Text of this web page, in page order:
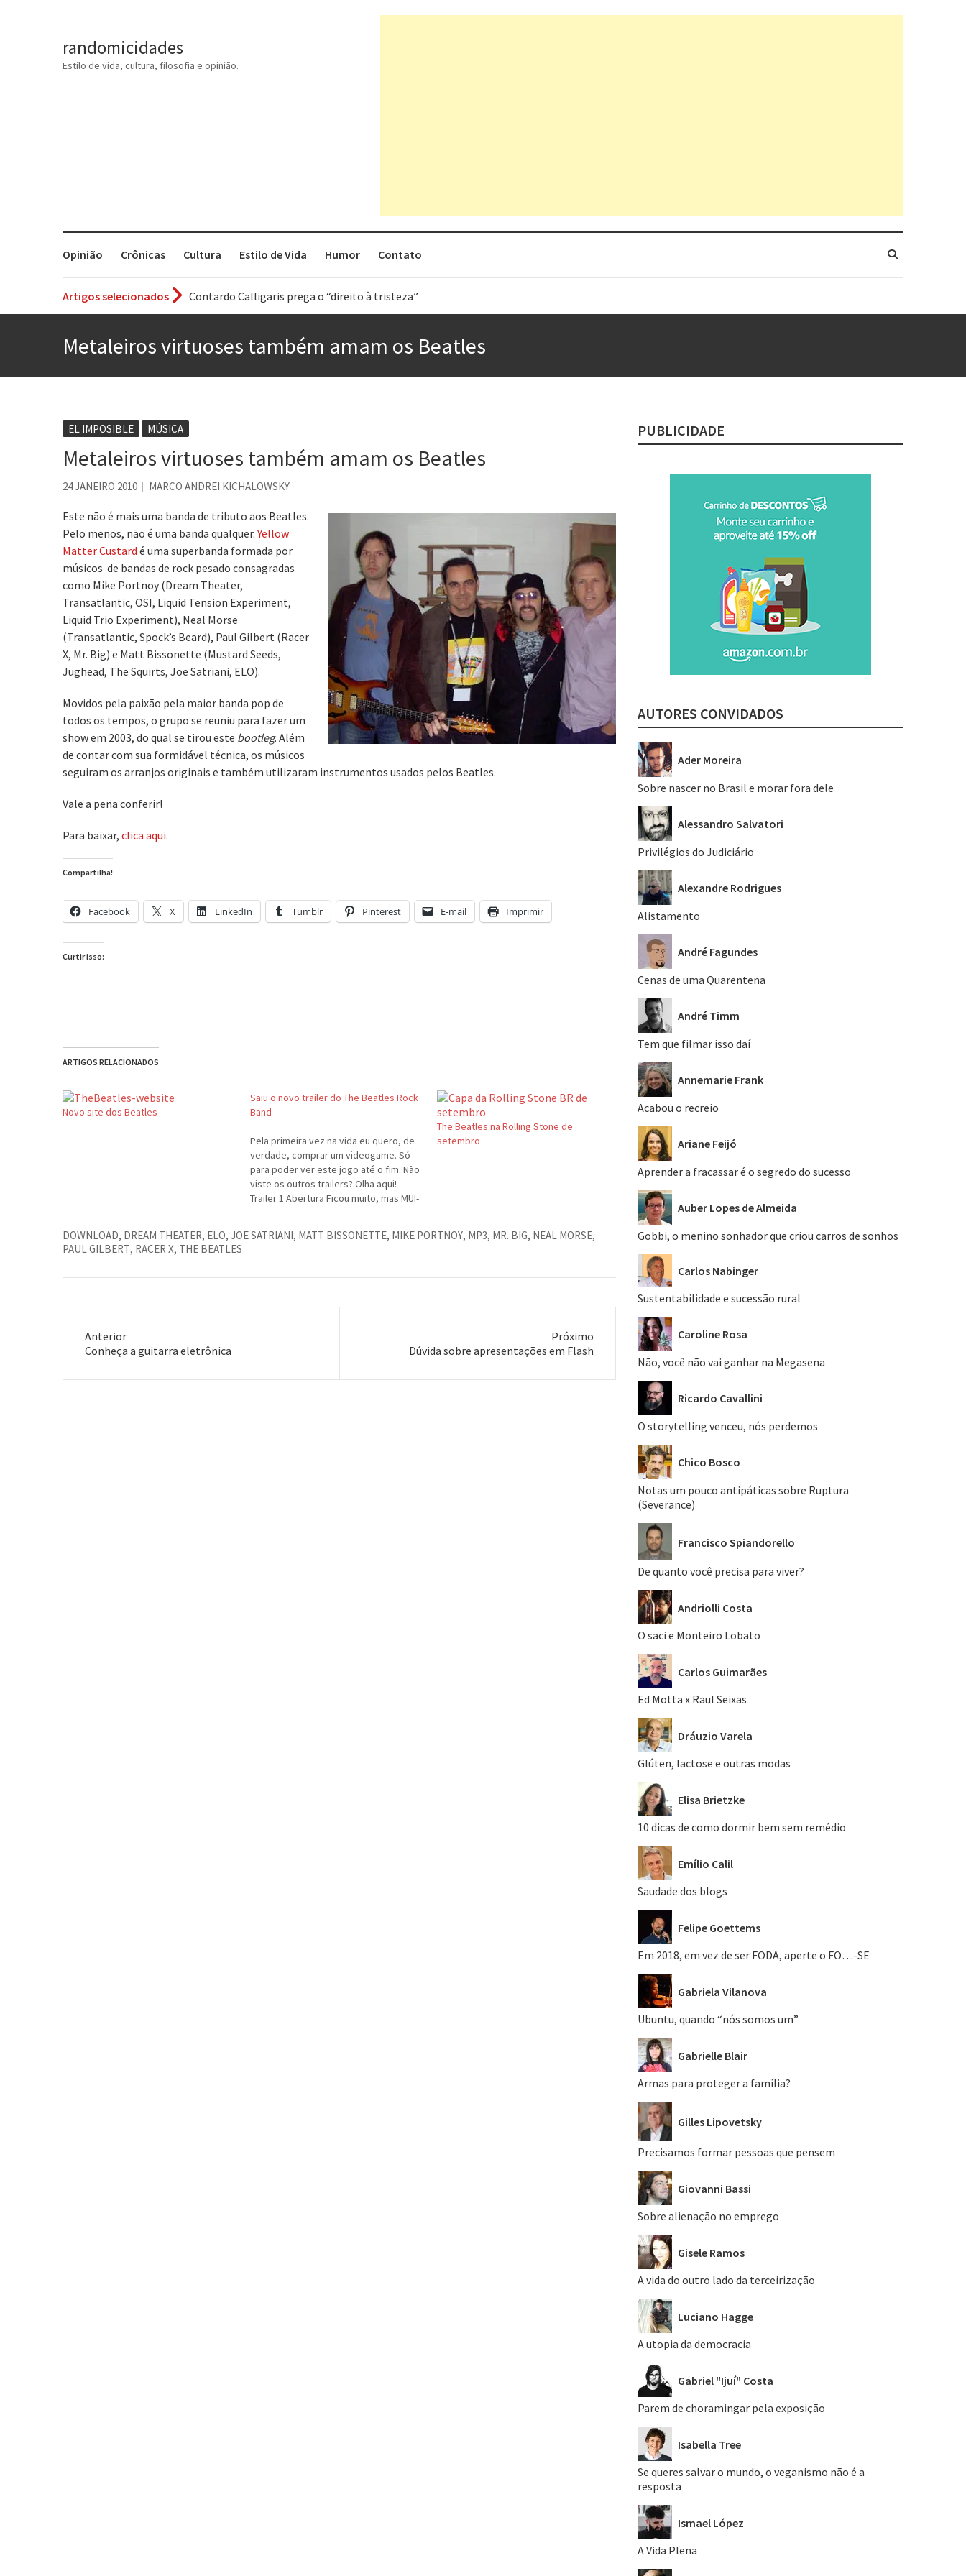
randomicidades
Estilo de vida, cultura, filosofia e opinião.
Opinião Crônicas Cultura Estilo de Vida Humor Contato
Artigos selecionados
Contardo Calligaris prega o “direito à tristeza”
Os causos de Jorge Luis Borges
Voto obrigatório é correto?
A construção da urbanidade
Metaleiros virtuoses também amam os Beatles
EL IMPOSIBLE MÚSICA
Metaleiros virtuoses também amam os Beatles
24 JANEIRO 2010 MARCO ANDREI KICHALOWSKY
Este não é mais uma banda de tributo aos Beatles.
Pelo menos, não é uma banda qualquer.Yellow
Matter Custard é uma superbanda formada por
músicos de bandas de rock pesado consagradas
como Mike Portnoy (Dream Theater,
Transatlantic, OSI, Liquid Tension Experiment,
Liquid Trio Experiment), Neal Morse
(Transatlantic, Spock’s Beard), Paul Gilbert (Racer
X, Mr. Big) e Matt Bissonette (Mustard Seeds,
Jughead, The Squirts, Joe Satriani, ELO).
Movidos pela paixão pela maior banda pop de
todos os tempos, o grupo se reuniu para fazer um
show em 2003, do qual se tirou este bootleg. Além
de contar com sua formidável técnica, os músicos
seguiram os arranjos originais e também utilizaram instrumentos usados pelos Beatles.
Vale a pena conferir!
Para baixar, clica aqui.
Compartilha!
Facebook X LinkedIn Tumblr Pinterest E-mail Imprimir
Curtir isso:
ARTIGOS RELACIONADOS
Novo site dos Beatles
Saiu o novo trailer do The Beatles Rock
Band
Pela primeira vez na vida eu quero, de
verdade, comprar um videogame. Só
para poder ver este jogo até o fim. Não
viste os outros trailers? Olha aqui!
Trailer 1 Abertura Ficou muito, mas MUI-
The Beatles na Rolling Stone de
setembro
DOWNLOAD, DREAM THEATER, ELO, JOE SATRIANI, MATT BISSONETTE, MIKE PORTNOY, MP3, MR. BIG, NEAL MORSE,
PAUL GILBERT, RACER X, THE BEATLES
Anterior
Post
Conheça a guitarra eletrônica
Próximo
Dúvida sobre apresentações em Flash
PUBLICIDADE
AUTORES CONVIDADOS
Ader Moreira
Sobre nascer no Brasil e morar fora dele
Alessandro Salvatori
Privilégios do Judiciário
Alexandre Rodrigues
Alistamento
André Fagundes
Cenas de uma Quarentena
André Timm
Tem que filmar isso daí
Annemarie Frank
Acabou o recreio
Ariane Feijó
Aprender a fracassar é o segredo do sucesso
Auber Lopes de Almeida
Gobbi, o menino sonhador que criou carros de sonhos
Carlos Nabinger
Sustentabilidade e sucessão rural
Caroline Rosa
Não, você não vai ganhar na Megasena
Ricardo Cavallini
O storytelling venceu, nós perdemos
Chico Bosco
Notas um pouco antipáticas sobre Ruptura
(Severance)
Francisco Spiandorello
De quanto você precisa para viver?
Andriolli Costa
O saci e Monteiro Lobato
Carlos Guimarães
Ed Motta x Raul Seixas
Dráuzio Varela
Glúten, lactose e outras modas
Elisa Brietzke
10 dicas de como dormir bem sem remédio
Emílio Calil
Saudade dos blogs
Felipe Goettems
Em 2018, em vez de ser FODA, aperte o FO…-SE
Gabriela Vilanova
Ubuntu, quando “nós somos um”
Gabrielle Blair
Armas para proteger a família?
Gilles Lipovetsky
Precisamos formar pessoas que pensem
Giovanni Bassi
Sobre alienação no emprego
Gisele Ramos
A vida do outro lado da terceirização
Luciano Hagge
A utopia da democracia
Gabriel "Ijuí" Costa
Parem de choramingar pela exposição
Isabella Tree
Se queres salvar o mundo, o veganismo não é a
resposta
Ismael López
A Vida Plena